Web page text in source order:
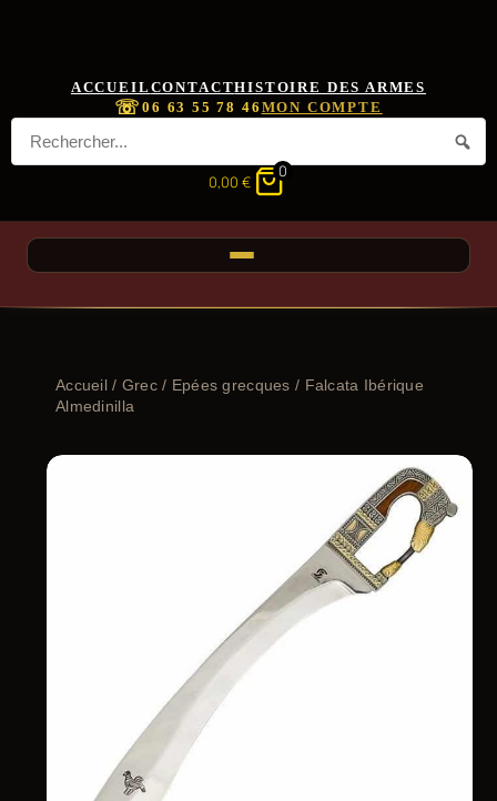
ACCUEIL CONTACTHISTOIRE DES ARMES
☏06 63 55 78 46 MON COMPTE
0,00 €
0
Accueil/ Grec/ Epées grecques / Falcata Ibérique
Almedinilla